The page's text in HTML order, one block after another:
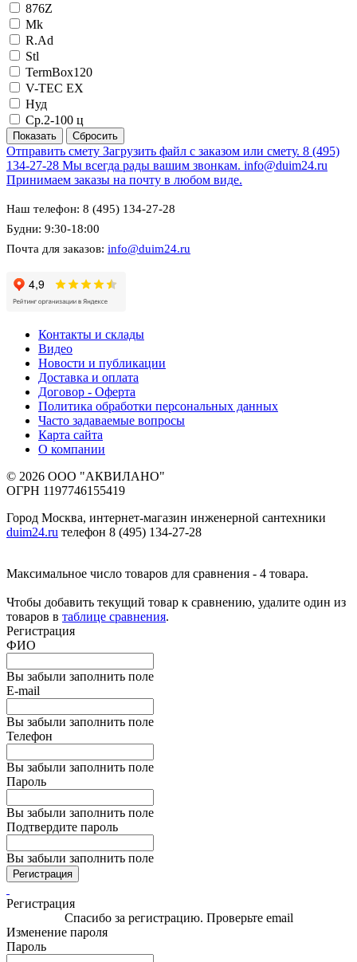
876Z
Mk
R.Ad
Stl
TermBox120
V-TEC EX
Нуд
Ср.2-100 ц
Отправить смету Загрузить файл с заказом или смету. 8 (495)
134-27-28 Мы всегда рады вашим звонкам. info@duim24.ru
Принимаем заказы на почту в любом виде.
Наш телефон: 8 (495) 134-27-28
Будни: 9:30-18:00
Почта для заказов: info@duim24.ru
Контакты и склады
Видео
Новости и публикации
Доставка и оплата
Договор - Оферта
Политика обработки персональных данных
Часто задаваемые вопросы
Карта сайта
О компании
© 2026 ООО "АКВИЛАНО"
ОГРН 1197746155419
Город Москва, интернет-магазин инженерной сантехники
duim24.ru телефон 8 (495) 134-27-28
Максимальное число товаров для сравнения - 4 товара.
Чтобы добавить текущий товар к сравнению, удалите один из
товаров в таблице сравнения.
Регистрация
ФИО
Вы забыли заполнить поле
E-mail
Вы забыли заполнить поле
Телефон
Вы забыли заполнить поле
Пароль
Вы забыли заполнить поле
Подтвердите пароль
Вы забыли заполнить поле
Регистрация
Регистрация
Спасибо за регистрацию. Проверьте email
Изменение пароля
Пароль